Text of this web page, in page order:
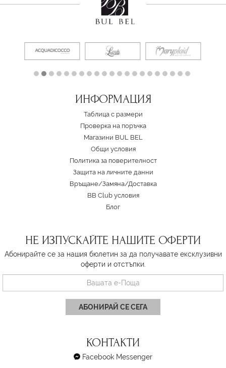
ИНФОРМАЦИЯ
Таблица с размери
Проверка на поръчка
Магазини BUL BEL
Oбщи условия
Политика за поверителност
Защита на личните данни
Връщане/Замяна/Доставка
BB Club условия
Блог
НЕ ИЗПУСКАЙТЕ НАШИТЕ ОФЕРТИ
Абонирайте се за нашия бюлетин за да получавате ексклузивни
оферти и отстъпки.
АБОНИРАЙ СЕ СЕГА
КОНТАКТИ
Facebook Messenger